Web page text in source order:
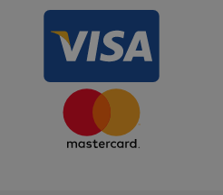
användas ordentligt utan
Namn
__RequestVerificationToken